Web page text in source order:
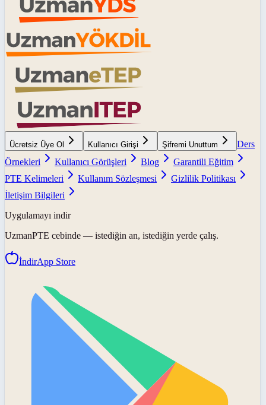
Ücretsiz Üye Ol Kullanıcı Girişi Şifremi Unuttum
Ders
Örnekleri
Kullanıcı Görüşleri Blog
Garantili Eğitim
PTE Kelimeleri
Kullanım Sözleşmesi
Gizlilik Politikası
İletişim Bilgileri
Uygulamayı indir
UzmanPTE cebinde — istediğin an, istediğin yerde çalış.
İndirApp Store